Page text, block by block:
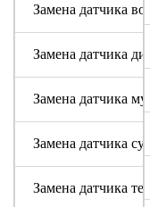
Замена датчика
Замена датчика
Замена датчика
Замена датчика
Замена датчика